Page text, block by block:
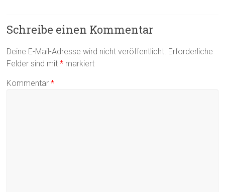
Schreibe einen Kommentar
Deine E-Mail-Adresse wird nicht veröffentlicht. Erforderliche
Felder sind mit* markiert
Kommentar*